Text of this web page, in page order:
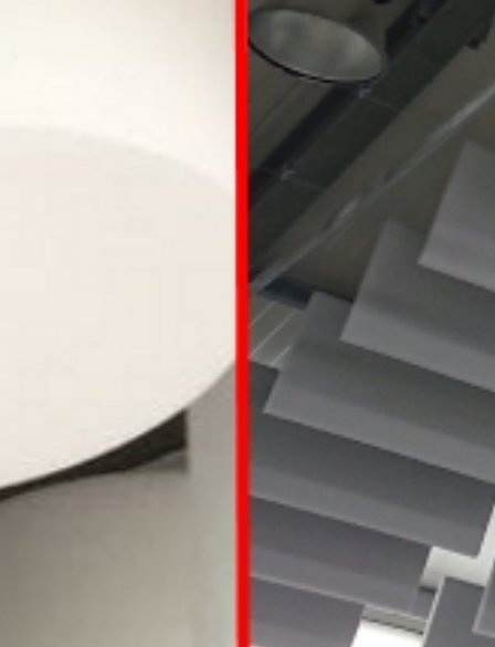
xperten
it der Lärm Sie in
Ruhe lässt. Sie Ruhe l